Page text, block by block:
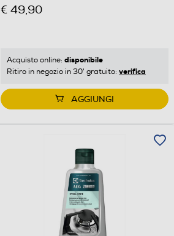
€ 49,90
Acquisto online: disponibile
Ritiro in negozio in 30' gratuito: verifica
AGGIUNGI